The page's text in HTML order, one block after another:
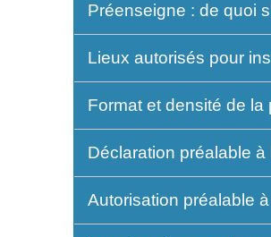
Préenseigne : de quoi
Lieux autorisés pour
Format et densité de la
Déclaration préalable
Autorisation préalable